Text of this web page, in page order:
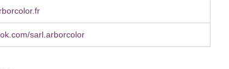
sarl.arborcolor